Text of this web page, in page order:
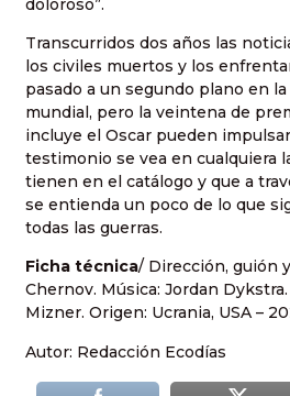
doloroso”.
Transcurridos dos años las
los civiles muertos y los
pasado a un segundo plano en
mundial, pero la veintena de
incluye el Oscar pueden
testimonio se vea en cualquiera
tienen en el catálogo y que a
se entienda un poco de lo que
todas las guerras.
Ficha técnica/ Dirección, guión
Chernov. Música: Jordan
Mizner. Origen: Ucrania, USA –
Autor: Redacción Ecodías